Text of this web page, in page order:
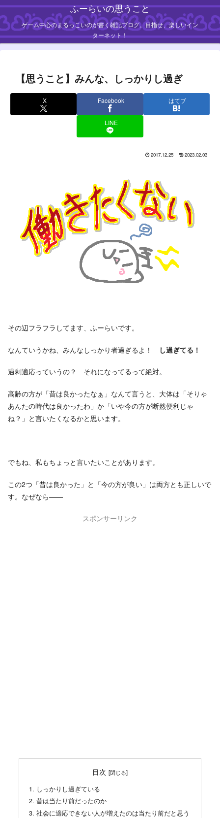
ふーらいの思うこと
ゲーム中心のまるっこいのが書く雑記ブログ。目指せ、楽しいイン
ターネット！
【思うこと】みんな、しっかりし過ぎ
X Facebook はてブ
LINE
2017.12.25 2023.02.03
その辺フラフラしてます、ふーらいです。
なんていうかね、みんなしっかり者過ぎるよ！ し過ぎてる！
過剰適応っていうの？ それになってるって絶対。
高齢の方が「昔は良かったなぁ」なんて言うと、大体は「そりゃ
あんたの時代は良かったわ」か「いや今の方が断然便利じゃ
ね？」と言いたくなるかと思います。
でもね、私もちょっと言いたいことがあります。
この2つ「昔は良かった」と「今の方が良い」は両方とも正しいで
す。なぜなら――
スポンサーリンク
目次
しっかりし過ぎている
昔は当たり前だったのか
社会に適応できない人が増えたのは当たり前だと思う